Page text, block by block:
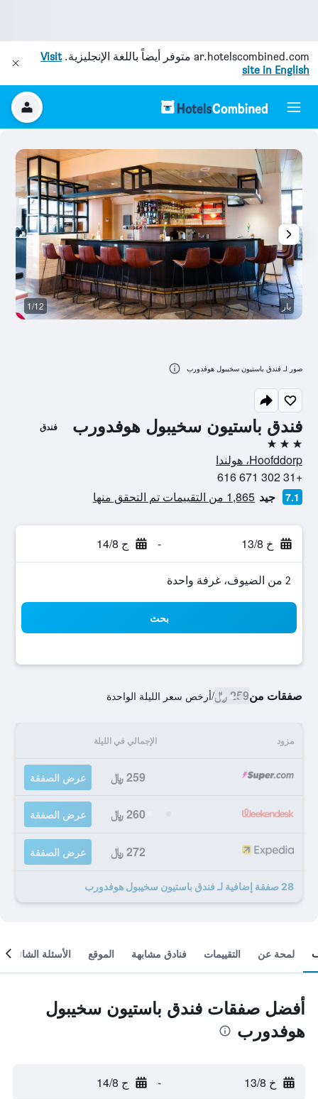
ar.hotelscombined.com متوفر أيضاً باللغة الإنجليزية.Visit
site in English
فندق باستيون سخيبول هوفدورب فندق
3 نجوم
Hoofddorp، هولندا
+31 302 671 616
7.1 جيد 1,865 من التقييمات تم التحقق منها
خ 13/8 - ج 14/8
2 من الضيوف، غرفة واحدة
بحث
صفقات من259 ﷼ /أرخص سعر الليلة الواحدة
مزود الإجمالي في الليلة
259 ﷼ عرض الصفقة
260 ﷼ عرض الصفقة
272 ﷼ عرض الصفقة
28 صفقة إضافية لـ فندق باستيون سخيبول هوفدورب
بار 1/12
صور لـ فندق باستيون سخيبول هوفدورب
لمحة عن التقييمات فنادق مشابهة الموقع الأسئلة الشائعة
أفضل صفقات فندق باستيون سخيبول
هوفدورب
خ 13/8 - ج 14/8